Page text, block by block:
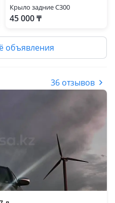
Крыло задние C300
45 000 ₸
объявления
36 отзывов